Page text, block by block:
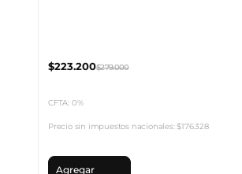
$223.200$279.000
CFTA: 0%
Precio sin impuestos nacionales:$176.328
Agregar